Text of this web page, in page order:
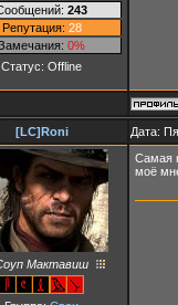
243
Репутация: 28
0%
Статус: Offline
[LC]Roni Дата:
Мактавиш
Самая
моё